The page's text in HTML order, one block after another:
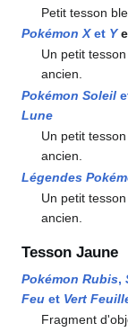
Petit tesson
Pokémon Xet Y
Un petit
ancien.
Pokémon Soleil
Lune
Un petit
ancien.
Légendes
Un petit
ancien.
Tesson Jaune
Pokémon Rubis,
Feu et Vert
Fragment